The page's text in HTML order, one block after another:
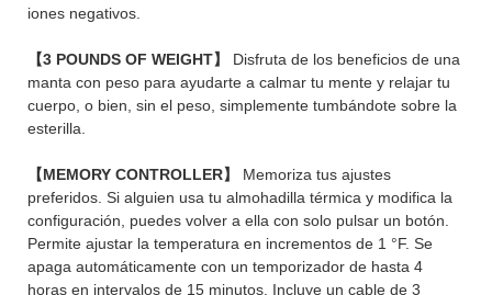
iones negativos.
【3 POUNDS OF WEIGHT】
Disfruta de los beneficios de una
manta con peso para ayudarte a calmar tu mente y relajar tu
cuerpo, o bien, sin el peso, simplemente tumbándote sobre la
esterilla.
【MEMORY CONTROLLER】
Memoriza tus ajustes
preferidos. Si alguien usa tu almohadilla térmica y modifica la
configuración, puedes volver a ella con solo pulsar un botón.
Permite ajustar la temperatura en incrementos de 1 °F. Se
apaga automáticamente con un temporizador de hasta 4
horas en intervalos de 15 minutos. Incluye un cable de 3